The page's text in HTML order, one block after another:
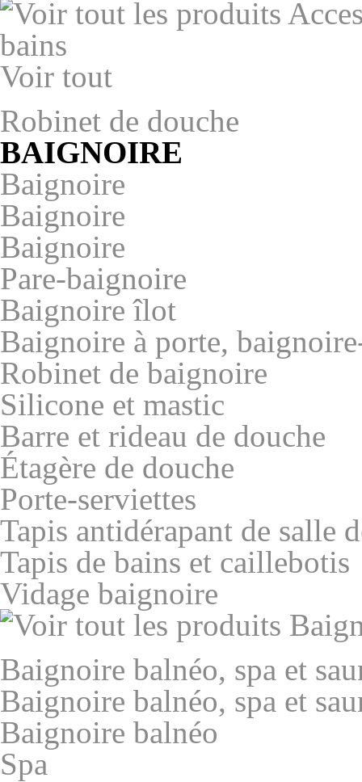
Voir tout
Robinet de douche
BAIGNOIRE
Baignoire
Baignoire
Baignoire
Pare-baignoire
Baignoire îlot
Baignoire à porte,
Robinet de baignoire
Silicone et mastic
Barre et rideau de douche
Étagère de douche
Porte-serviettes
Tapis antidérapant de salle
Tapis de bains et caillebotis
Vidage baignoire
Baignoire balnéo, spa et
Baignoire balnéo, spa et
Baignoire balnéo
Spa